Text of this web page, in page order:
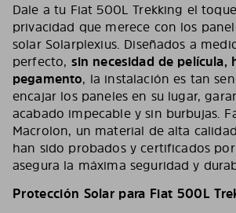
Dale a tu Fiat 500L Trekking el
privacidad que merece con los
solar Solarplexius. Diseñados a
perfecto, sin necesidad de película,
pegamento, la instalación es tan
encajar los paneles en su lugar,
acabado impecable y sin burbujas.
Macrolon, un material de alta
han sido probados y certificados
asegura la máxima seguridad y
Protección Solar para Fiat 500L